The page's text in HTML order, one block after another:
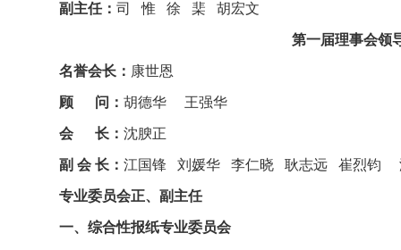
副主任：司 惟 徐 棐 胡宏文
第一届理事会
名誉会长： 康世恩
顾 问：胡德华 王强华
会 长：沈腴正
副 会 长：江国锋 刘媛华 李仁晓 耿志远 崔烈钧
专业委员会正、副主任
一、综合性报纸专业委员会